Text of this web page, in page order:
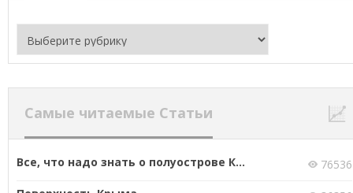
Рубрики
Самые читаемые Статьи
Все, что надо знать о полуострове К...
76536